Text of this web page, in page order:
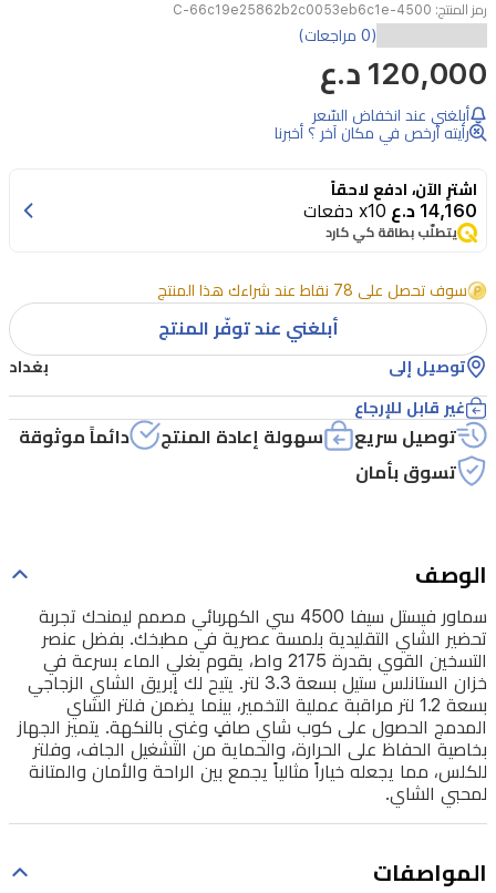
رمز المنتج: 4500-C-66c19e25862b2c0053eb6c1e
فيستل
سيفا
4500
الكهربائي
مصمم
تجربة
تحضير
الشاي
بلمسة
عصرية
في
عنصر
التسخين
القوي
بقدرة
2175
واط،
يقوم
بغلي
بسرعة
(0 مراجعات)
120,000 د.ع
أبلغني عند انخفاض السّعر
رأيته أرخص في مكان آخر ؟ أخبرنا
اشترِ الآن، ادفع لاحقاً
14,160 د.ع x10 دفعات
يتطلّب بطاقة كي كارد
سوف تحصل على 78 نقاط عند شراءك هذا المنتج
أبلغني عند توفّر المنتج
توصيل إلى بغداد
غير قابل للإرجاع
توصيل سريع سهولة إعادة المنتج
دائماً موثوقة
تسوق بأمان
الوصف
سماور فيستل سيفا 4500 سي الكهربائي مصمم ليمنحك تجربة
تحضير الشاي التقليدية بلمسة عصرية في مطبخك. بفضل عنصر
التسخين القوي بقدرة 2175 واط، يقوم بغلي الماء بسرعة في
خزان الستانلس ستيل بسعة 3.3 لتر. يتيح لك إبريق الشاي الزجاجي
بسعة 1.2 لتر مراقبة عملية التخمير، بينما يضمن فلتر الشاي
المدمج الحصول على كوب شاي صافٍ وغني بالنكهة. يتميز الجهاز
بخاصية الحفاظ على الحرارة، والحماية من التشغيل الجاف، وفلتر
للكلس، مما يجعله خياراً مثالياً يجمع بين الراحة والأمان والمتانة
لمحبي الشاي.
المواصفات